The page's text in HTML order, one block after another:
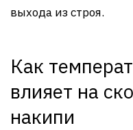
выхода из строя.
Как
влияет на
накипи